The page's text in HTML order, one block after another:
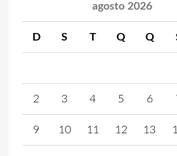
agosto 2026
D S T Q Q
2 3 4 5 6
9 10 11 12 13